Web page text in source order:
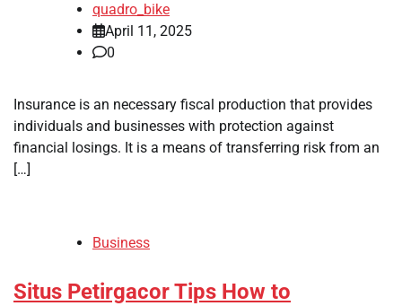
quadro_bike
April 11, 2025
0
Insurance is an necessary fiscal production that provides
individuals and businesses with protection against
financial losings. It is a means of transferring risk from an
[…]
Business
Situs Petirgacor Tips How to